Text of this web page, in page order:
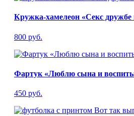
Кружка-хамелеон «Секс дружбе
800 руб.
Фартук «Люблю сына и
450 руб.